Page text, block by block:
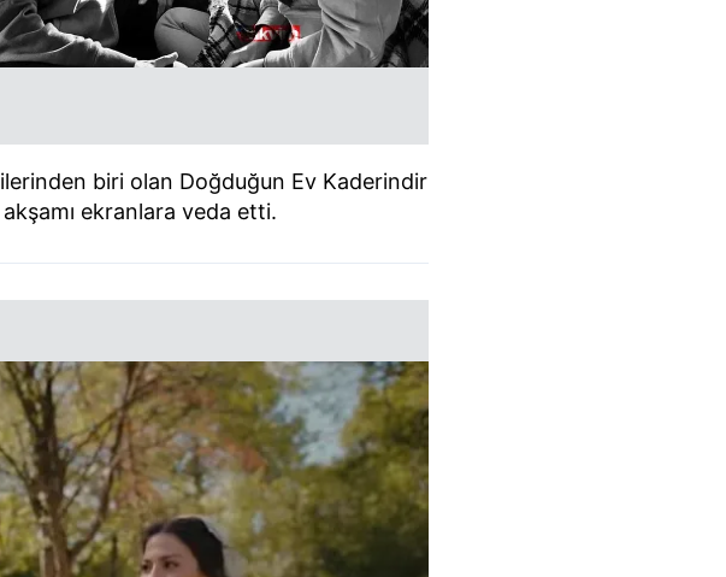
biri olan Doğduğun Ev Kaderindir
ekranlara veda etti.